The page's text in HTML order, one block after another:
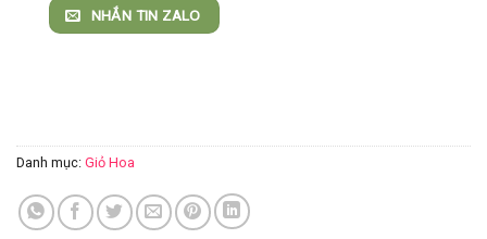
NHẮN TIN ZALO
Danh mục: Giỏ Hoa